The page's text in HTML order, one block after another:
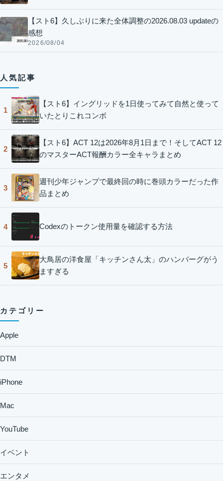
【スト6】久しぶりに来た全体調整の2026.08.03 updateの
感想
2026/08/04
人気記事
1
【スト6】イングリッドを1日使ってみて自然と使って
いたとりこれコンボ
2
【スト6】ACT 12は2026年8月1日まで！そしてACT 12
のマスターACT報酬カラー全キャラまとめ
3
週刊少年ジャンプで最終回の時に巻頭カラーだった作
品まとめ
4 Codexのトークン使用量を確認する方法
5
大鳥居の洋食屋「キッチンさん太」のハンバーグがう
ますぎる
カテゴリー
Apple
DTM
iPhone
Mac
YouTube
イベント
エンタメ